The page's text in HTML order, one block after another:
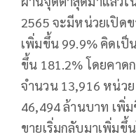
2565 จะมีหน่วยเปิด
เพิ่มขึ้น 99.9% คิดเป็
ขึ้น 181.2% โดยคา
จำนวน 13,916 หน่ว
46,494 ล้านบาท เพิ่
ขายเริ่มกลับมาเพิ่มขึ้